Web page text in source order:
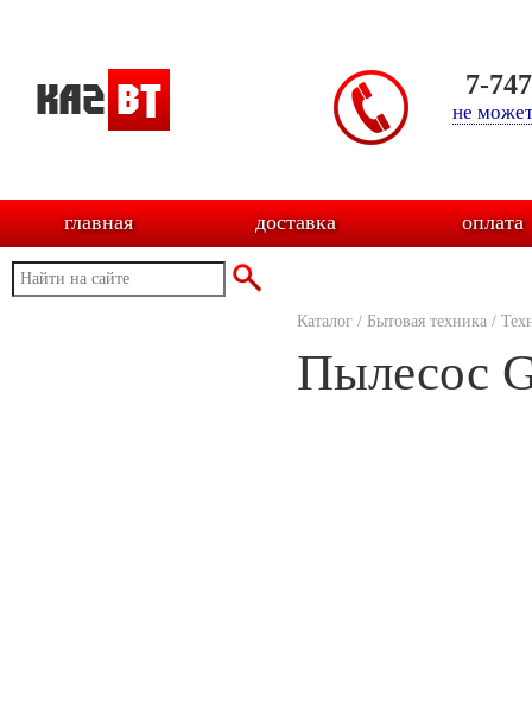
7-
не
главная доставка оплата
Каталог / Бытовая техника /
Пылесос